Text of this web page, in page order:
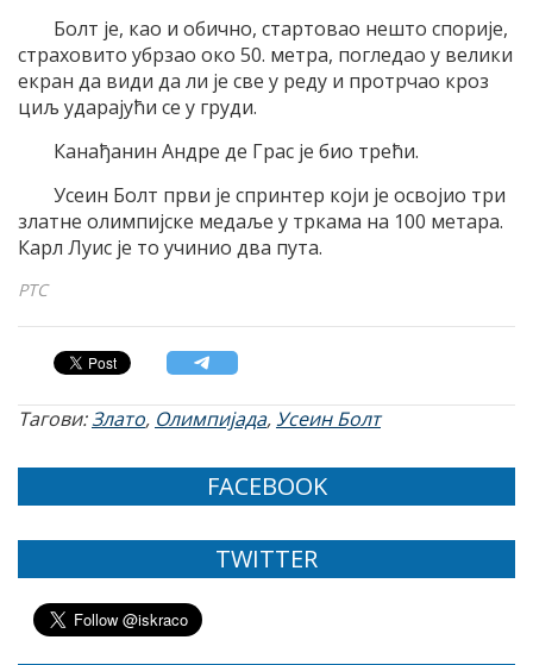
Болт је, као и обично, стартовао нешто спорије,
страховито убрзао око 50. метра, погледао у велики
екран да види да ли је све у реду и протрчао кроз
циљ ударајући се у груди.
Канађанин Андре де Грас је био трећи.
Усеин Болт први је спринтер који је освојио три
златне олимпијске медаље у тркама на 100 метара.
Карл Луис је то учинио два пута.
РТС
Тагови:Злато, Олимпијада,Усеин Болт
FACEBOOK
TWITTER